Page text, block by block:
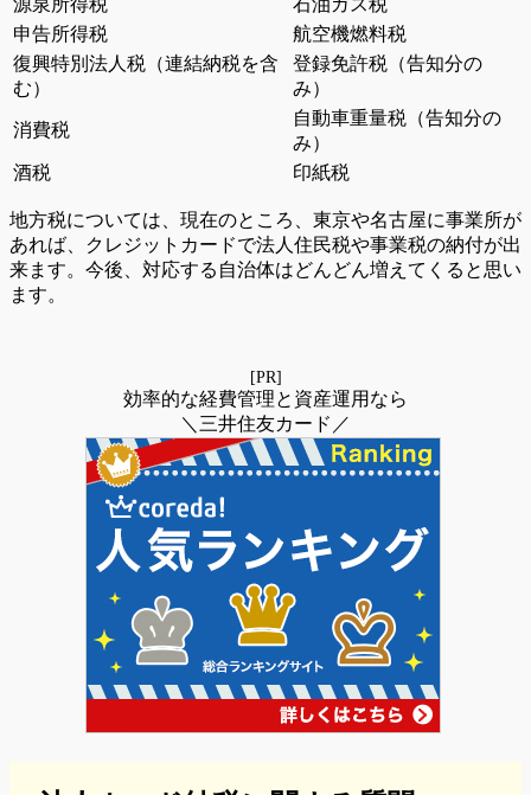
源泉所得税
石油ガス税
申告所得税
航空機燃料税
復興特別法人税（連結納税を含
む）
登録免許税（告知分の
み）
消費税
自動車重量税（告知分の
み）
酒税
印紙税
地方税については、現在のところ、東京や名古屋に事業所が
あれば、クレジットカードで法人住民税や事業税の納付が出
来ます。今後、対応する自治体はどんどん増えてくると思い
ます。
[PR]
効率的な経費管理と資産運用なら
＼三井住友カード／